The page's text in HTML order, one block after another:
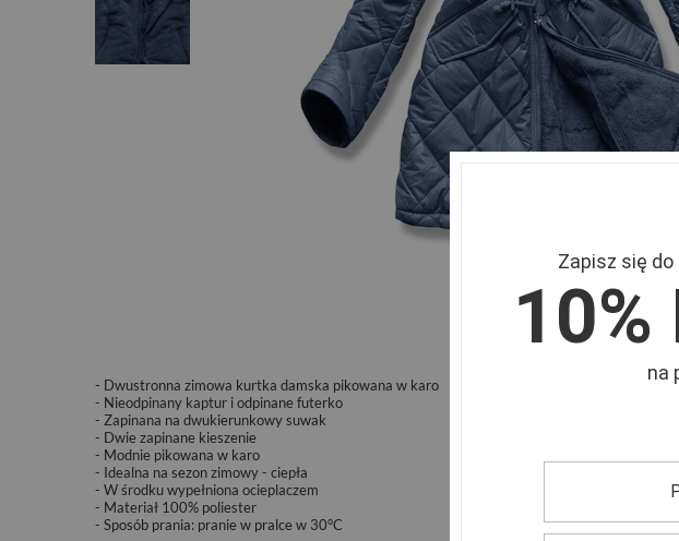
- Dwustronna zimowa kurtka damska pikowana w karo
- Nieodpinany kaptur i odpinane futerko
- Zapinana na dwukierunkowy suwak
- Dwie zapinane kieszenie
- Modnie pikowana w karo
- Idealna na sezon zimowy - ciepła
- W środku wypełniona ocieplaczem
- Materiał 100% poliester
- Sposób prania: pranie w pralce w 30°C
Zapisz się
10%
na